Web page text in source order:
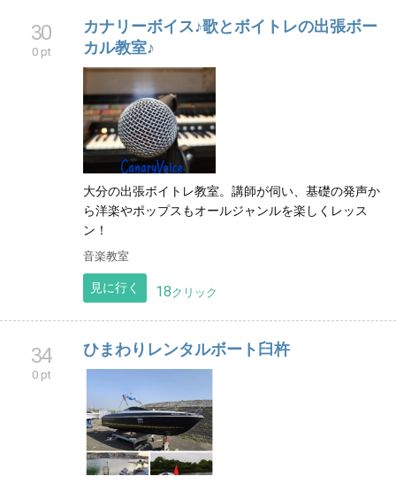
30
0 pt
カナリーボイス♪歌とボイトレの出張ボー
カル教室♪
大分の出張ボイトレ教室。講師が伺い、基礎の発声か
ら洋楽やポップスもオールジャンルを楽しくレッス
ン！
音楽教室
見に行く 18クリック
34
0 pt
ひまわりレンタルボート臼杵